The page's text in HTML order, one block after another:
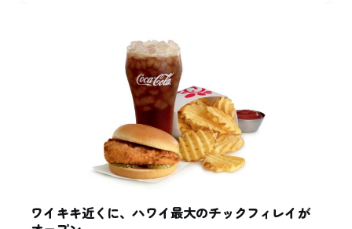
ワイキキ近くに、ハワイ最大のチックフィレイが